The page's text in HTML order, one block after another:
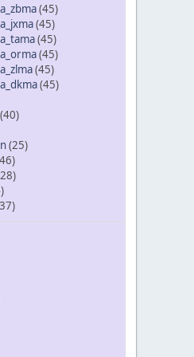
(45)
(45)
(45)
(45)
(45)
(45)
(40)
(25)